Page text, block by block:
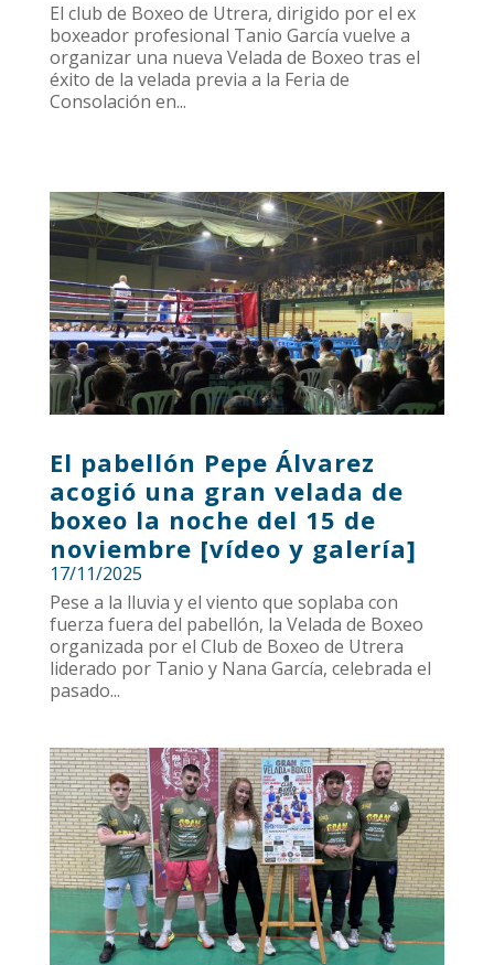
El club de Boxeo de Utrera, dirigido por el ex
boxeador profesional Tanio García vuelve a
organizar una nueva Velada de Boxeo tras el
éxito de la velada previa a la Feria de
Consolación en...
El pabellón Pepe Álvarez
acogió una gran velada de
boxeo la noche del 15 de
noviembre [vídeo y galería]
17/11/2025
Pese a la lluvia y el viento que soplaba con
fuerza fuera del pabellón, la Velada de Boxeo
organizada por el Club de Boxeo de Utrera
liderado por Tanio y Nana García, celebrada el
pasado...